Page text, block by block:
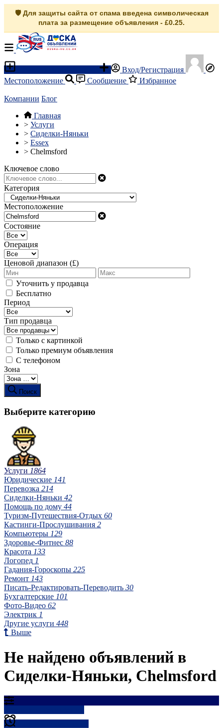
🛡️ Для защиты сайта от спама введена символическая
плата за размещение объявления - £0.25.
Вход/Регистрация
Местоположение
Сообщение Избранное
Компании Блог
Главная
> Услуги
> Сиделки-Няньки
> Essex
> Chelmsford
Ключевое слово
Категория
Местоположение
Состояние
Операция
Ценовой диапазон (£)
Уточнить у продавца
Бесплатно
Период
Тип продавца
Только с картинкой
Только премиум объявления
С телефоном
Зона
Поиск
Выберите категорию
Услуги 1864
Юридические 141
Перевозка 214
Сиделки-Няньки 42
Помощь по дому 44
Туризм-Путешествия-Отдых 60
Кастинги-Прослушивания 2
Компьютеры 129
Здоровье-Фитнес 88
Красота 133
Логопед 1
Гадания-Гороскопы 225
Ремонт 143
Писать-Редактировать-Переводить 30
Бухгалтерские 101
Фото-Видео 62
Электрик 1
Другие услуги 448
Выше
Не найдено объявлений в
Сиделки-Няньки, Chelmsford